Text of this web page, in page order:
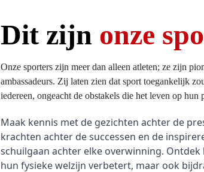
Dit zijn onze
Onze sporters zijn meer dan alleen atleten; ze zijn
ambassadeurs. Zij laten zien dat sport toegankelijk
iedereen, ongeacht de obstakels die het leven op hun
Maak kennis met de gezichten achter de
krachten achter de successen en de
schuilgaan achter elke overwinning.
hun fysieke welzijn verbetert, maar ook